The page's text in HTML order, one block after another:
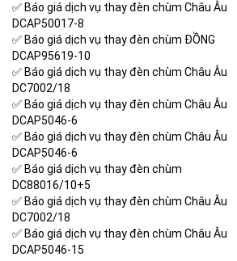
✅ Báo giá dịch vụ thay đèn chùm Châu Âu
DCAP50017-8
✅ Báo giá dịch vụ thay đèn chùm ĐỒNG
DCAP95619-10
✅ Báo giá dịch vụ thay đèn chùm Châu Âu
DC7002/18
✅ Báo giá dịch vụ thay đèn chùm Châu Âu
DCAP5046-6
✅ Báo giá dịch vụ thay đèn chùm Châu Âu
DCAP5046-6
✅ Báo giá dịch vụ thay đèn chùm
DC88016/10+5
✅ Báo giá dịch vụ thay đèn chùm Châu Âu
DC7002/18
✅ Báo giá dịch vụ thay đèn chùm Châu Âu
DCAP5046-15